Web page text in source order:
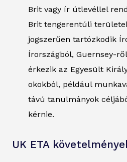
Brit vagy ír útlevéllel
Brit tengerentúli
jogszerűen tartózkodik
Írországból, Guernsey-
érkezik az Egyesült
okokból, például
távú tanulmányok
kérnie.
UK ETA